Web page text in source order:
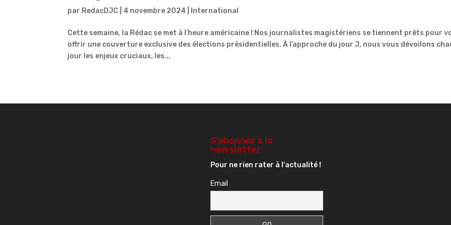
par RedacDJC 4 novembre 2024 International
Cette semaine, la Rédac se met à l’heure américaine ! Nos journalistes magistériens se tiennent prêts pour
offrir une couverture exclusive des élections présidentielles. À l’approche du jour J, nous vous dévoilons
jour les enjeux cruciaux, les...
S’abonner à la
newsletter
Pour ne rien rater à l'actualité !
Email